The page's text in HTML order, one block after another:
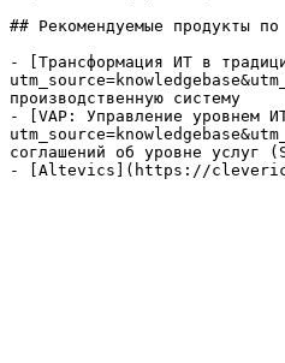
## Рекомендуемые продукты
- [Трансформация ИТ в
производственную систему
- [VAP: Управление
соглашений об уровне услуг
- [Altevics](https://